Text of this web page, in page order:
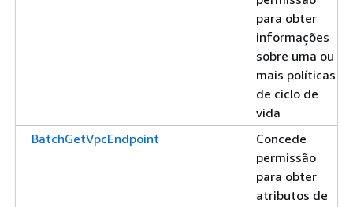
para obter
informações
sobre uma ou
mais políticas
de ciclo de
vida
BatchGetVpcEndpoint
Concede
permissão
para obter
atributos de